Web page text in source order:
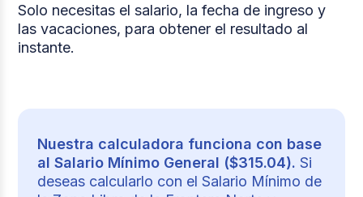
Solo necesitas el salario, la fecha de ingreso y
las vacaciones, para obtener el resultado al
instante.
Nuestra calculadora funciona con base
al Salario Mínimo General ($315.04). Si
deseas calcularlo con el Salario Mínimo de